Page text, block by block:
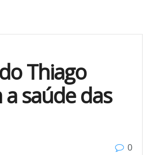
Thiago
saúde das
0